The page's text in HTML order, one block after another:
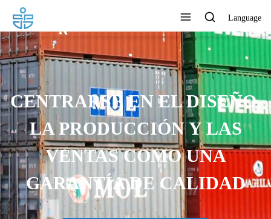
Language
CENTRARSE EN EL DISEÑO,
LA PRODUCCIÓN Y LAS
VENTAS COMO UNA
GARANTÍA DE CALIDAD